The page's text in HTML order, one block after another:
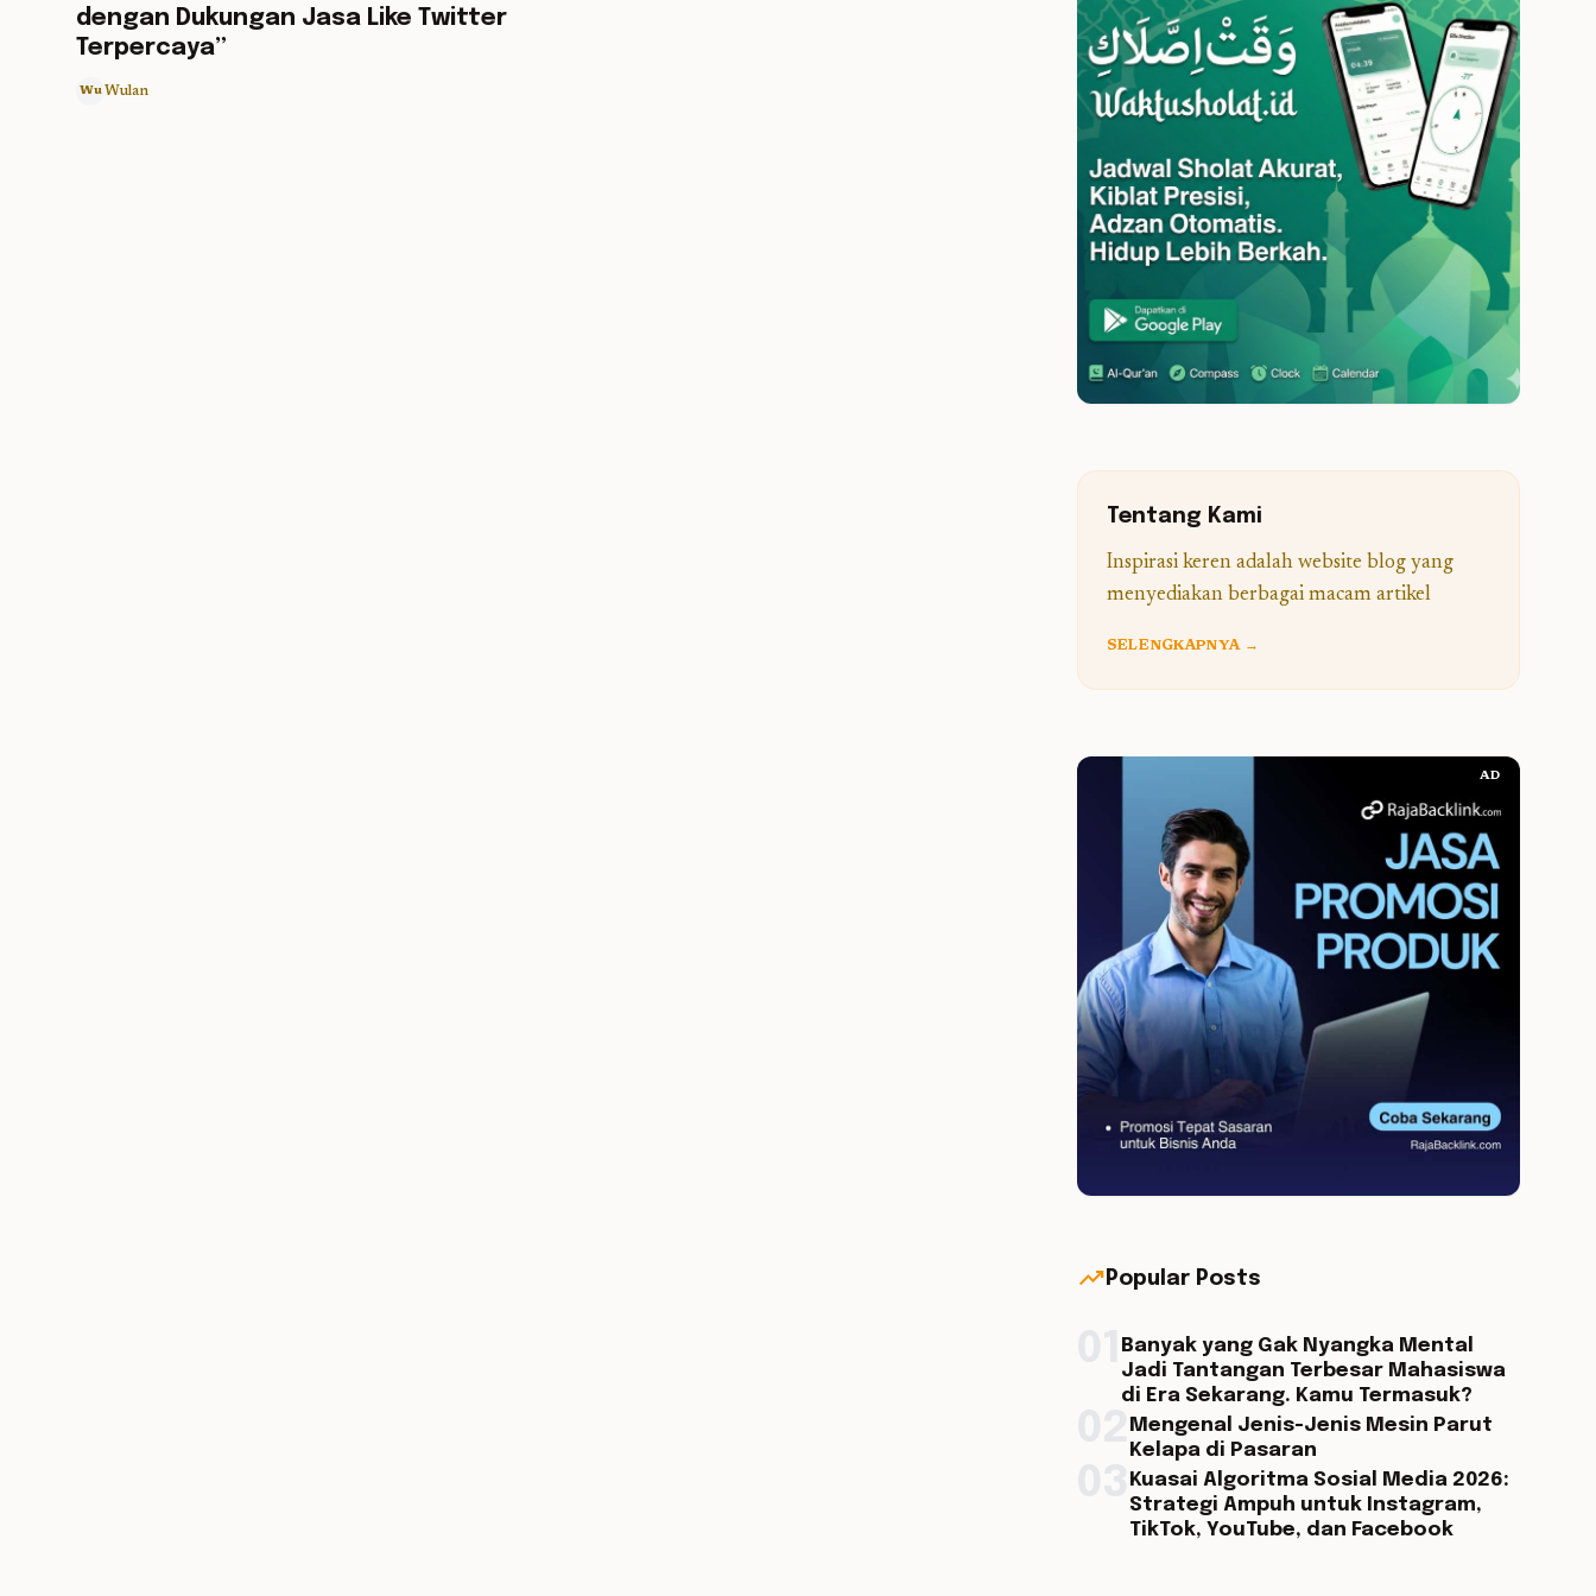
dengan Dukungan Jasa Like Twitter
Terpercaya”
Wu Wulan
Tentang Kami
Inspirasi keren adalah website blog yang
menyediakan berbagai macam artikel
SELENGKAPNYA →
AD
trending_up Popular Posts
Banyak yang Gak Nyangka Mental
Jadi Tantangan Terbesar Mahasiswa
di Era Sekarang. Kamu Termasuk?
Mengenal Jenis-Jenis Mesin Parut
Kelapa di Pasaran
Kuasai Algoritma Sosial Media 2026:
Strategi Ampuh untuk Instagram,
TikTok, YouTube, dan Facebook